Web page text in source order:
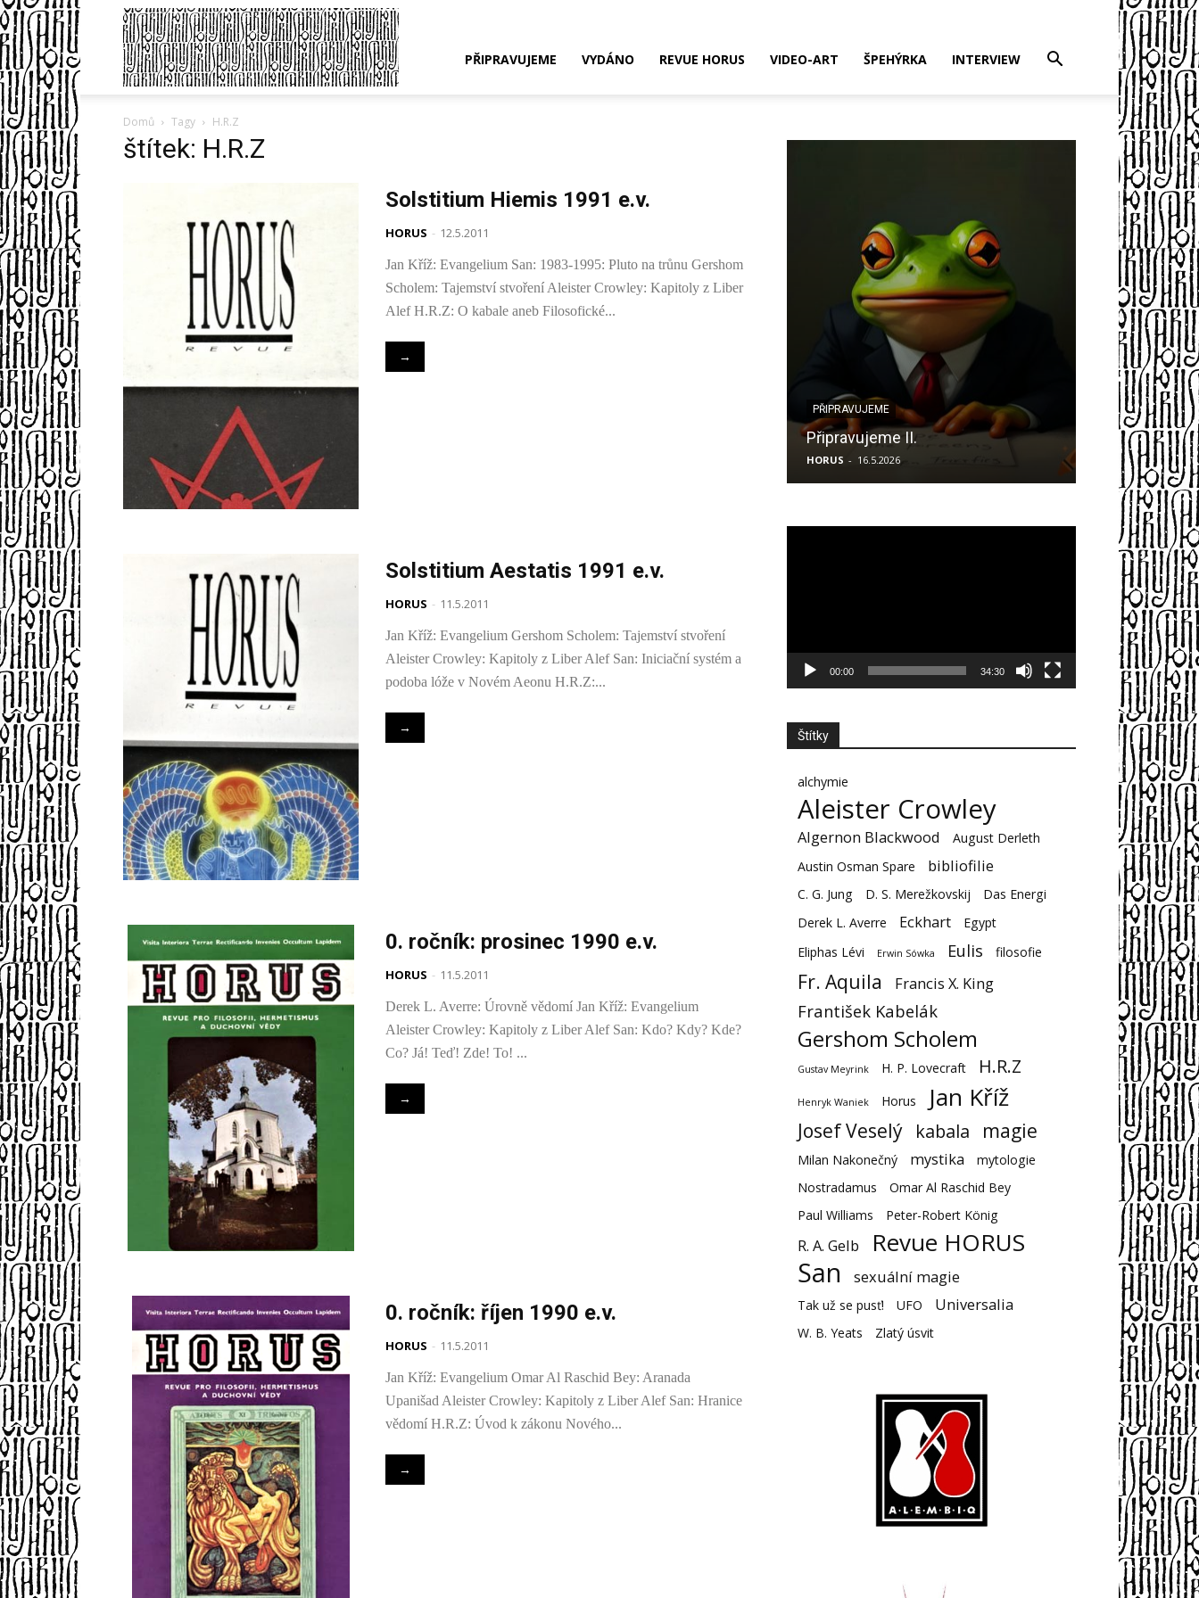
Nakladatelství
PŘIPRAVUJEME VYDÁNO REVUE HORUS VIDEO-ART ŠPEHÝRKA INTERVIEW
Domů Tagy H.R.Z
štítek: H.R.Z
Solstitium Hiemis 1991 e.v.
HORUS - 12.5.2011
Jan Kříž: Evangelium San: 1983-1995: Pluto na trůnu Gershom
Scholem: Tajemství stvoření Aleister Crowley: Kapitoly z Liber
Alef H.R.Z: O kabale aneb Filosofické...
→
Solstitium Aestatis 1991 e.v.
HORUS - 11.5.2011
Jan Kříž: Evangelium Gershom Scholem: Tajemství stvoření
Aleister Crowley: Kapitoly z Liber Alef San: Iniciační systém a
podoba lóže v Novém Aeonu H.R.Z:...
→
0. ročník: prosinec 1990 e.v.
HORUS - 11.5.2011
Derek L. Averre: Úrovně vědomí Jan Kříž: Evangelium
Aleister Crowley: Kapitoly z Liber Alef San: Kdo? Kdy? Kde?
Co? Já! Teď! Zde! To! ...
→
0. ročník: říjen 1990 e.v.
HORUS - 11.5.2011
Jan Kříž: Evangelium Omar Al Raschid Bey: Aranada
Upanišad Aleister Crowley: Kapitoly z Liber Alef San: Hranice
vědomí H.R.Z: Úvod k zákonu Nového...
→
PŘIPRAVUJEME
Připravujeme II.
HORUS - 16.5.2026
PŘIPRAVUJEME
Připravujeme
HORUS - 22.11.2025
00:00 34:30
Štítky
alchymie
Aleister Crowley
Algernon Blackwood
August Derleth
Austin Osman Spare
bibliofilie
C. G. Jung D. S. Merežkovskij
Das Energi
Derek L. Averre
Eckhart
Egypt
Eliphas Lévi
Erwin Sówka Eulis filosofie
Fr. Aquila Francis X. King
František Kabelák
Gershom Scholem
Gustav Meyrink H. P. Lovecraft H.R.Z
Henryk Waniek Horus Jan Kříž
Josef Veselý kabala magie
Milan Nakonečný mystika
mytologie
Nostradamus
Omar Al Raschid Bey
Paul Williams
Peter-Robert König
R. A. Gelb Revue HORUS
San sexuální magie
Tak už se pusť! UFO Universalia
W. B. Yeats Zlatý úsvit